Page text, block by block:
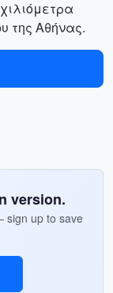
της Αθήνας.
version.
sign up to save